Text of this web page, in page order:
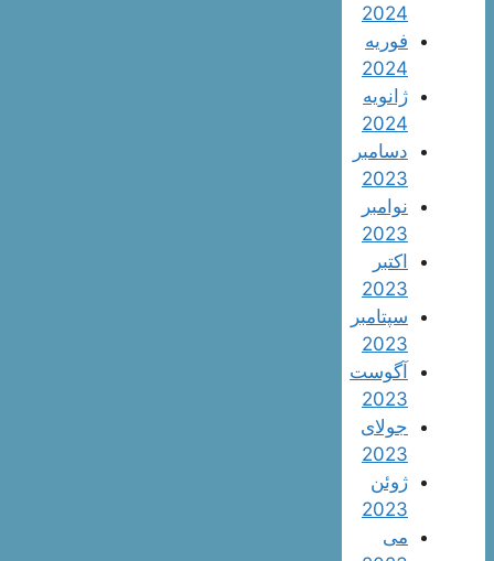
2024
فوریه
2024
ژانویه
2024
دسامبر
2023
نوامبر
2023
اکتبر
2023
سپتامبر
2023
آگوست
2023
جولای
2023
ژوئن
2023
می